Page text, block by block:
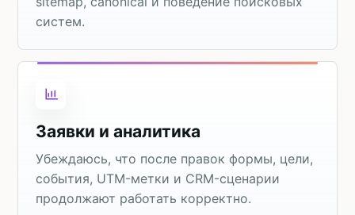
систем.
Заявки и аналитика
Убеждаюсь, что после правок формы, цели,
события, UTM-метки и CRM-сценарии
продолжают работать корректно.